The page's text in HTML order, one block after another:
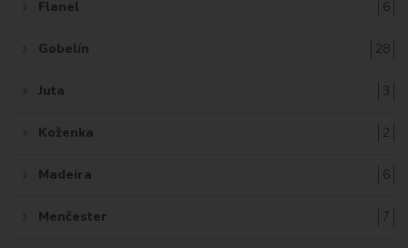
Flanel 6
Gobelín 28
Juta 3
Koženka 2
Madeira 6
Menčester 7